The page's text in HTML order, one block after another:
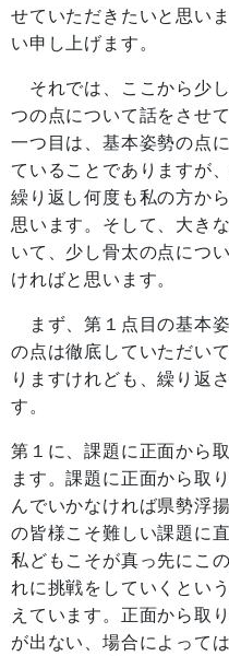
せていただきたいと思い
い申し上げます。
それでは、ここから少
つの点について話をさせ
一つ目は、基本姿勢の点
ていることでありますが
繰り返し何度も私の方か
思います。そして、大き
いて、少し骨太の点につ
ければと思います。
まず、第１点目の基本
の点は徹底していただい
りますけれども、繰り返
す。
第１に、課題に正面から
ます。課題に正面から取
んでいかなければ県勢浮
の皆様こそ難しい課題に
私どもこそが真っ先にこ
れに挑戦をしていくとい
えています。正面から取
が出ない、場合によって